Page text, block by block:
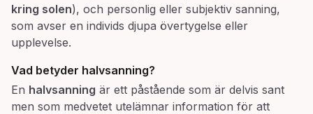
kring solen), och personlig eller subjektiv sanning,
som avser en individs djupa övertygelse eller
upplevelse.
Vad betyder halvsanning?
En halvsanning är ett påstående som är delvis sant
men som medvetet utelämnar information för att